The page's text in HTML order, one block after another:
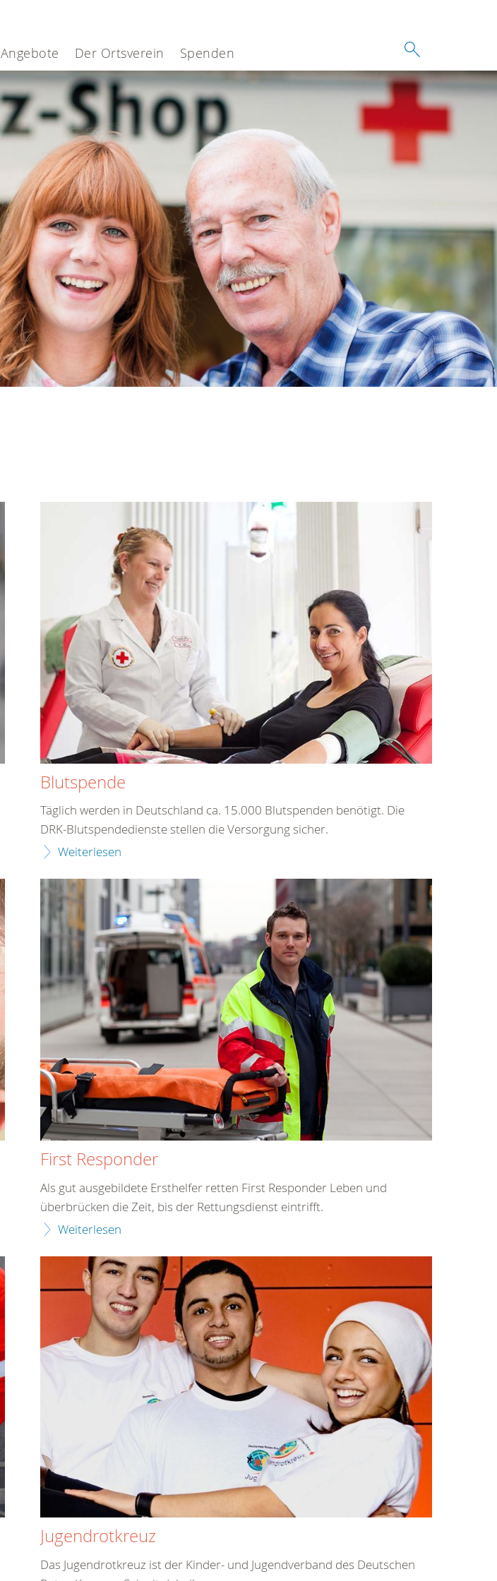
Angebote Der Ortsverein Spenden
Blutspende
Täglich werden in Deutschland ca. 15.000 Blutspenden benötigt. Die
DRK-Blutspendedienste stellen die Versorgung sicher.
Weiterlesen
First Responder
Als gut ausgebildete Ersthelfer retten First Responder Leben und
überbrücken die Zeit, bis der Rettungsdienst eintrifft.
Weiterlesen
Jugendrotkreuz
Das Jugendrotkreuz ist der Kinder- und Jugendverband des Deutschen